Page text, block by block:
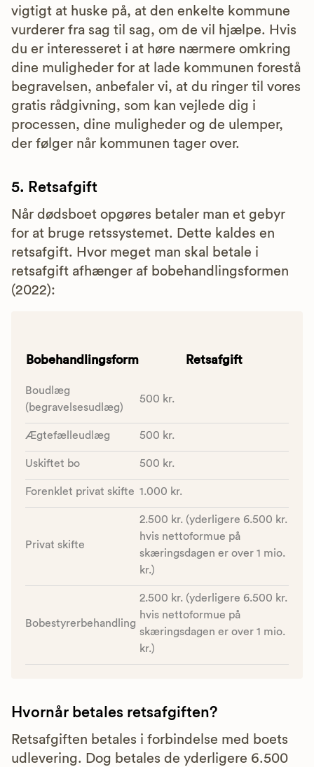
vigtigt at huske på, at den enkelte kommune
vurderer fra sag til sag, om de vil hjælpe. Hvis
du er interesseret i at høre nærmere omkring
dine muligheder for at lade kommunen forestå
begravelsen, anbefaler vi, at du ringer til vores
gratis rådgivning, som kan vejlede dig i
processen, dine muligheder og de ulemper,
der følger når kommunen tager over.
5. Retsafgift
Når dødsboet opgøres betaler man et gebyr
for at bruge retssystemet. Dette kaldes en
retsafgift. Hvor meget man skal betale i
retsafgift afhænger af bobehandlingsformen
(2022):
Bobehandlingsform Retsafgift
Boudlæg
(begravelsesudlæg)
500 kr.
Ægtefælleudlæg 500 kr.
Uskiftet bo 500 kr.
Forenklet privat skifte 1.000 kr.
Privat skifte
2.500 kr. (yderligere 6.500 kr.
hvis nettoformue på
skæringsdagen er over 1 mio.
kr.)
Bobestyrerbehandling
2.500 kr. (yderligere 6.500 kr.
hvis nettoformue på
skæringsdagen er over 1 mio.
kr.)
Hvornår betales retsafgiften?
Retsafgiften betales i forbindelse med boets
udlevering. Dog betales de yderligere 6.500